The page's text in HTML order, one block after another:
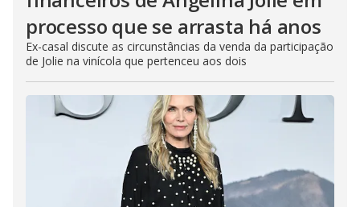
processo que se arrasta há anos
Ex-casal discute as circunstâncias da venda da participação
de Jolie na vinícola que pertenceu aos dois